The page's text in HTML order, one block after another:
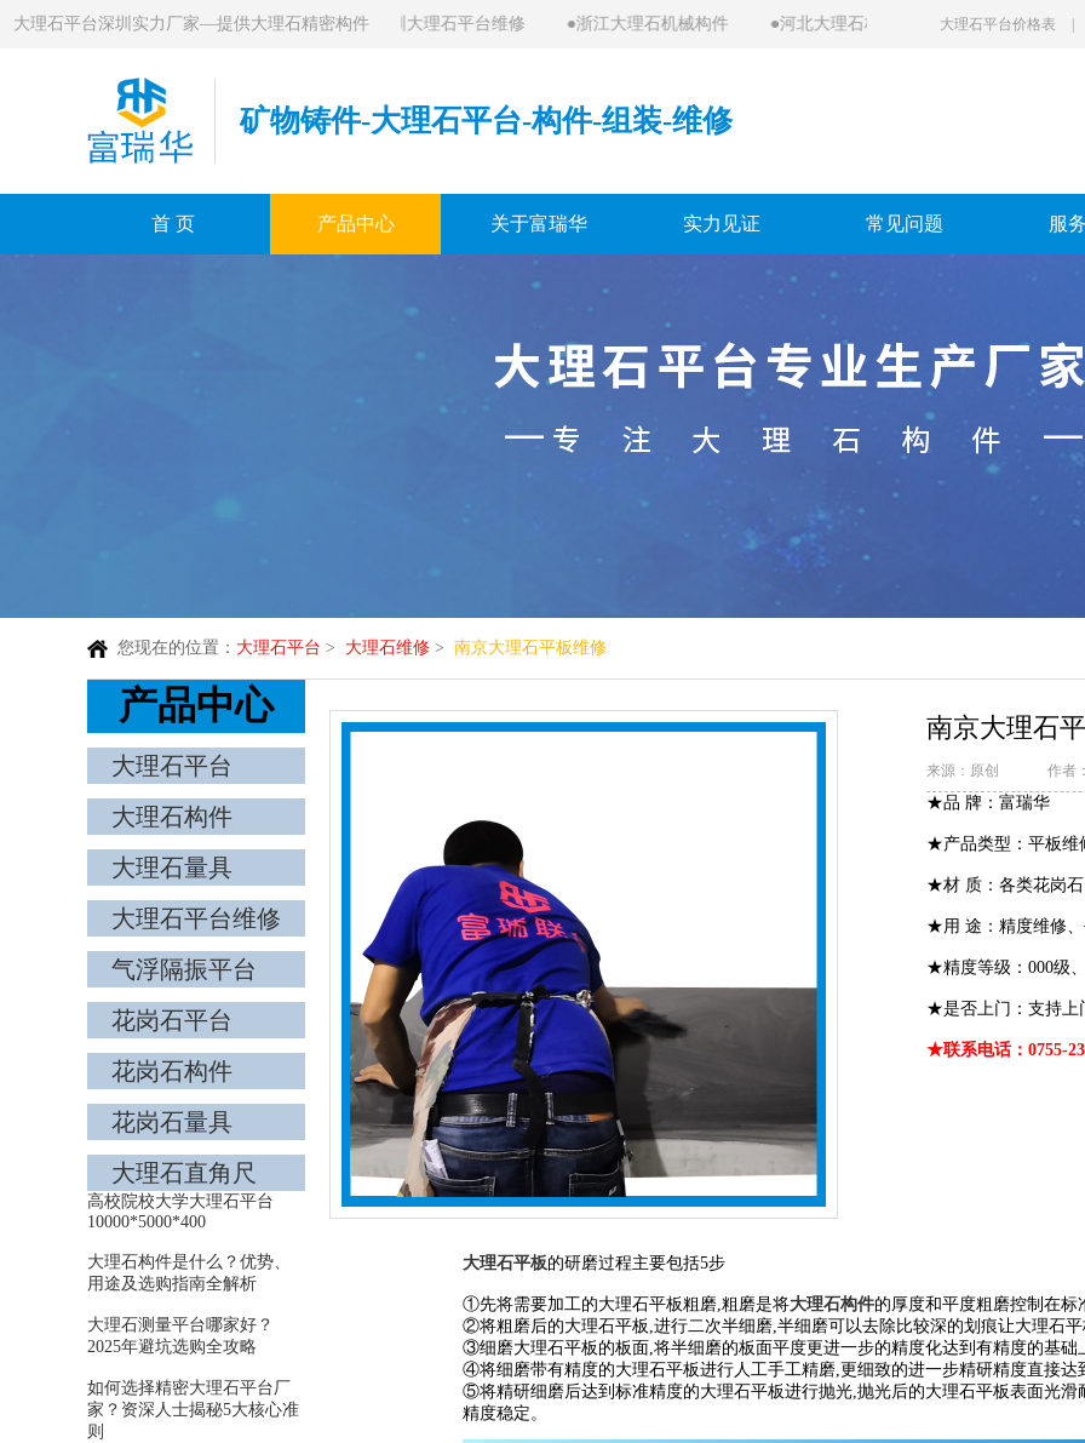
大理石平台深圳实力厂家—提供大理石精密构件
●深圳大理石构件维修 ●深圳大理石平台维修 ● 浙江大理石机械构件 ● 河北大理石构件 中国大理石平台 ●
大理石平台价格表
矿物铸件-大理石平台-构件-组装-维修
首 页 产品中心 关于富瑞华 实力见证 常见问题 服
您现在的位置： 大理石平台 > 大理石维修 > 南京大理石平板维修
产品中心
大理石平台
大理石构件
大理石量具
大理石平台维修
气浮隔振平台
花岗石平台
花岗石构件
花岗石量具
大理石直角尺
高校院校大学大理石平台
10000*5000*400
大理石构件是什么？优势、
用途及选购指南全解析
大理石测量平台哪家好？
2025年避坑选购全攻略
如何选择精密大理石平台厂
家？资深人士揭秘5大核心准
则
南京大理石
来源：原创 作者
★品 牌：富瑞华
★产品类型：平板维
★材 质：各类花岗石
★用 途：精度维修
★精度等级：000级
★是否上门：支持上
★联系电话：0755-
大理石平板的研磨过程主要包括5步
①先将需要加工的大理石平板粗磨,粗磨是将大理石构件的厚度和平度粗磨控制在标
②将粗磨后的大理石平板,进行二次半细磨,半细磨可以去除比较深的划痕让大理石
③细磨大理石平板的板面,将半细磨的板面平度更进一步的精度化达到有精度的基础
④将细磨带有精度的大理石平板进行人工手工精磨,更细致的进一步精研精度直接达
⑤将精研细磨后达到标准精度的大理石平板进行抛光,抛光后的大理石平板表面光
精度稳定。